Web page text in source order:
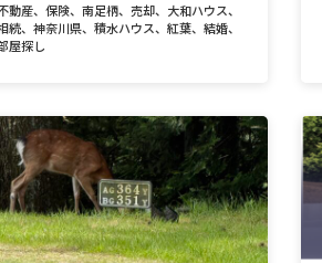
動産、 保険、 南足柄、 売却、 大和ハウス、
続、 神奈川県、 積水ハウス、 紅葉、 結婚、
屋探し